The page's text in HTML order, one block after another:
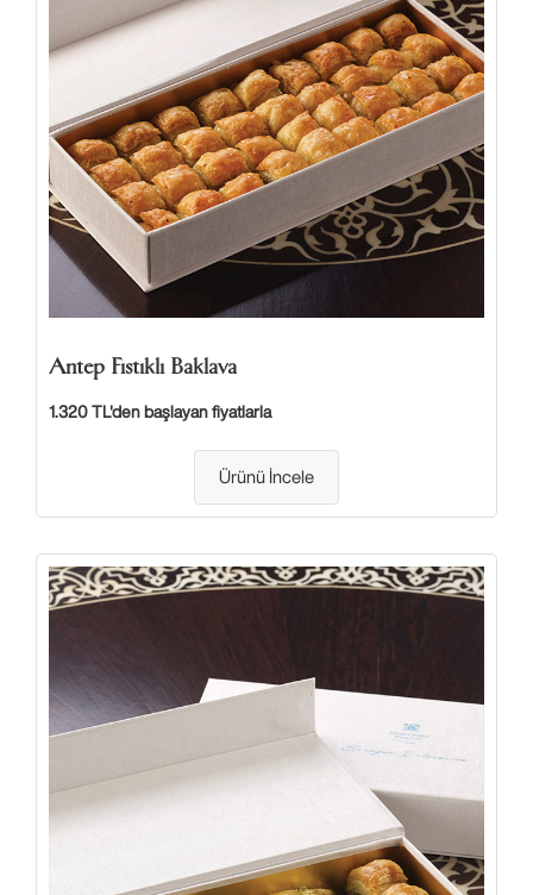
Antep Fıstıklı Baklava
1.320 TL'den başlayan fiyatlarla
Ürünü İncele